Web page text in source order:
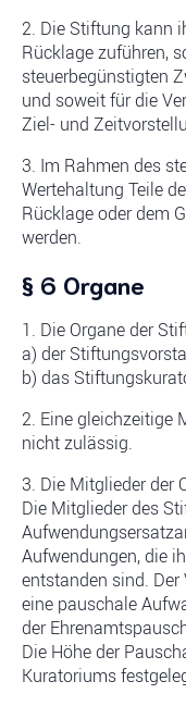
2. Die Stiftung kann
Rücklage zuführen,
steuerbegünstigten
und soweit für die
Ziel- und
3. Im Rahmen des
Wertehaltung Teile
Rücklage oder dem
werden.
§ 6 Organe
1. Die Organe der
a) der
b) das
2. Eine gleichzeitige
nicht zulässig.
3. Die Mitglieder der
Die Mitglieder des
Aufwendungen, die
entstanden sind.
eine pauschale
der
Die Höhe der
Kuratoriums